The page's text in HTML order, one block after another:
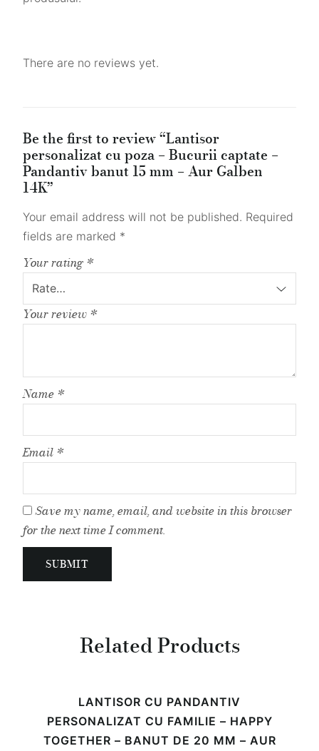
There are no reviews yet.
Be the first to review “Lantisor
personalizat cu poza – Bucurii captate –
Pandantiv banut 15 mm – Aur Galben
14K”
Your email address will not be published. Required
fields are marked *
Your rating *
Your review *
Name *
Email *
Save my name, email, and website in this browser
for the next time I comment.
Related Products
LANTISOR CU PANDANTIV
PERSONALIZAT CU FAMILIE – HAPPY
TOGETHER – BANUT DE 20 MM – AUR